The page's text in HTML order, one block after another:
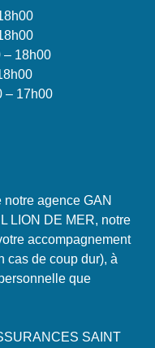
– 18h00
– 17h00
agence GAN
LION DE MER, notre
accompagnement
cas de coup dur), à
que
SAINT